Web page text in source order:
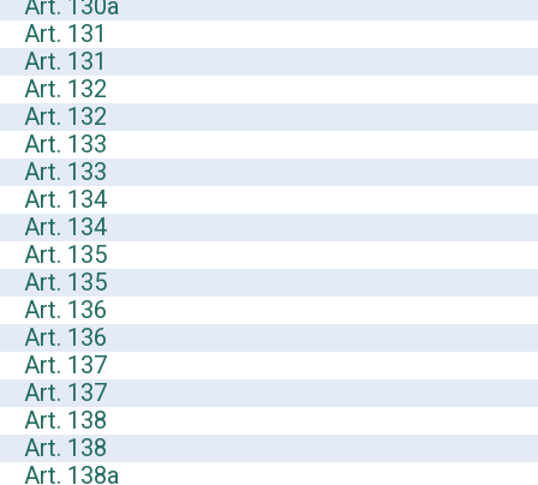
Art. 130a
Art. 131
Art. 131
Art. 132
Art. 132
Art. 133
Art. 133
Art. 134
Art. 134
Art. 135
Art. 135
Art. 136
Art. 136
Art. 137
Art. 137
Art. 138
Art. 138
Art. 138a